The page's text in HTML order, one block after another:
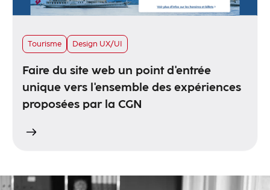
Tourisme Design UX/UI
Faire du site web un point d'entrée
unique vers l'ensemble des expériences
proposées par la CGN